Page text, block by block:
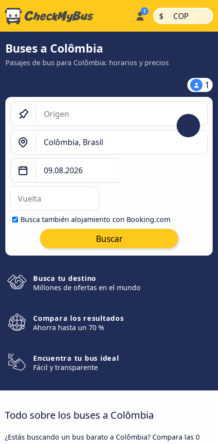
$ | COP |
Buses a Colômbia
Pasajes de bus para Colômbia: horarios y precios
1
Busca también alojamiento con Booking.com
Buscar
Busca tu destino
Millones de ofertas en el mundo
Compara los resultados
Ahorra hasta un 70 %
Encuentra tu bus ideal
Fácil y transparente
Todo sobre los buses a Colômbia
¿Estás buscando un bus barato a Colômbia? Compara las 0